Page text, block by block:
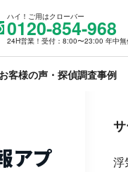
ハイ！ご用はクローバー
0120-854-968
24H営業！受付：8:00〜23:00 年中無
お客様の声・探偵調査事例
アプ
浮